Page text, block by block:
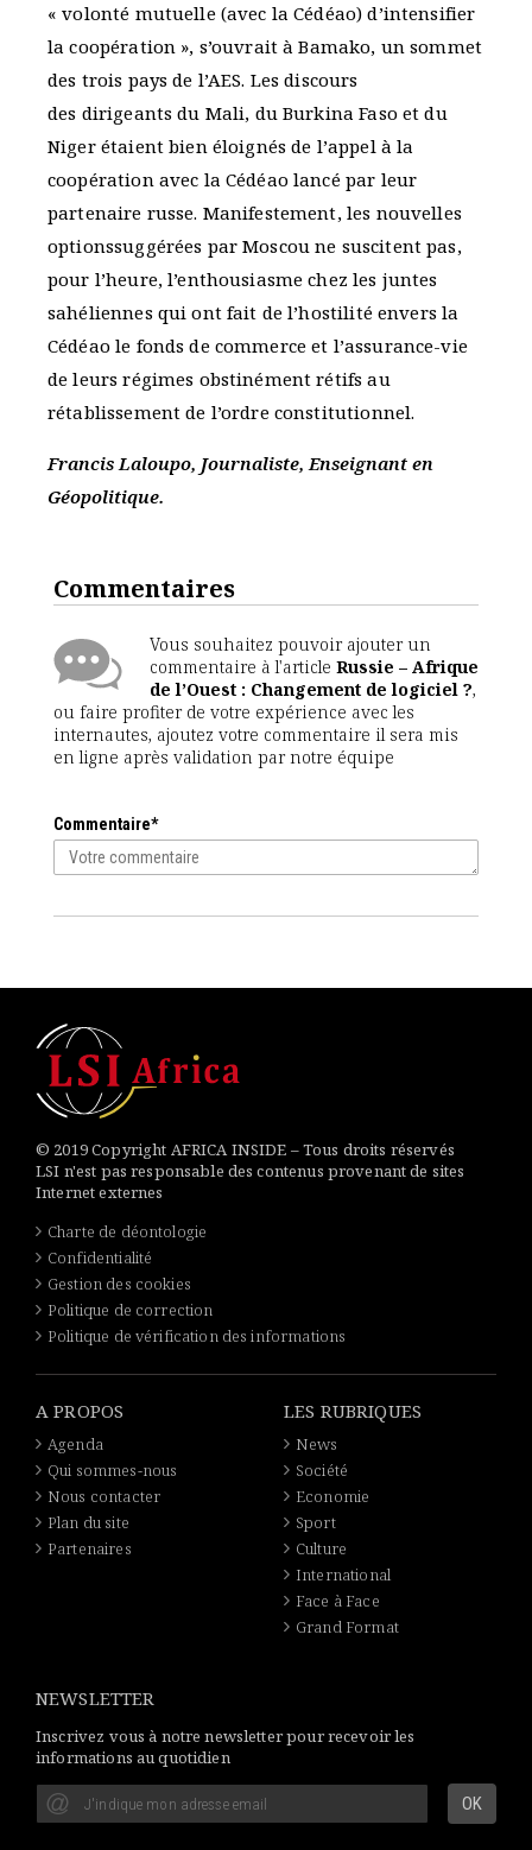
« volonté mutuelle (avec la Cédéao) d’intensifier
la coopération », s’ouvrait à Bamako, un sommet
des trois pays de l’AES. Les discours
des dirigeants du Mali, du Burkina Faso et du
Niger étaient bien éloignés de l’appel à la
coopération avec la Cédéao lancé par leur
partenaire russe. Manifestement, les nouvelles
optionssuggérées par Moscou ne suscitent pas,
pour l’heure, l’enthousiasme chez les juntes
sahéliennes qui ont fait de l’hostilité envers la
Cédéao le fonds de commerce et l’assurance-vie
de leurs régimes obstinément rétifs au
rétablissement de l’ordre constitutionnel.
Francis Laloupo, Journaliste, Enseignant en
Géopolitique.
Commentaires
Vous souhaitez pouvoir ajouter un
commentaire à l'article Russie – Afrique
de l’Ouest : Changement de logiciel ?,
ou faire profiter de votre expérience avec les
internautes, ajoutez votre commentaire il sera mis
en ligne après validation par notre équipe
Commentaire*
© 2019 Copyright AFRICA INSIDE – Tous droits réservés
LSI n'est pas responsable des contenus provenant de sites
Internet externes
Charte de déontologie
Confidentialité
Gestion des cookies
Politique de correction
Politique de vérification des informations
A PROPOS
Agenda
Qui sommes-nous
Nous contacter
Plan du site
Partenaires
LES RUBRIQUES
News
Société
Economie
Sport
Culture
International
Face à Face
Grand Format
NEWSLETTER
Inscrivez vous à notre newsletter pour recevoir les
informations au quotidien